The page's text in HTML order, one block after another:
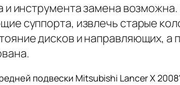
и инструмента замена
суппорта, извлечь старые
дисков и направляющих, а
подвески Mitsubishi Lancer X